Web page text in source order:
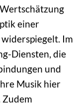
einer
Im
Diensten, die
und
Musik hier